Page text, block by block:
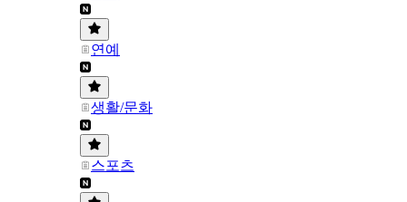
연예
생활/문화
스포츠